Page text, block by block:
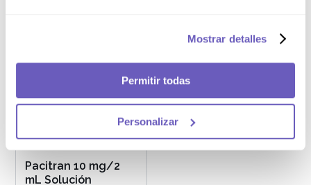
Mostrar detalles
Permitir todas
Personalizar
Caja x28
Pacitran 10 mg/2
mL Solución